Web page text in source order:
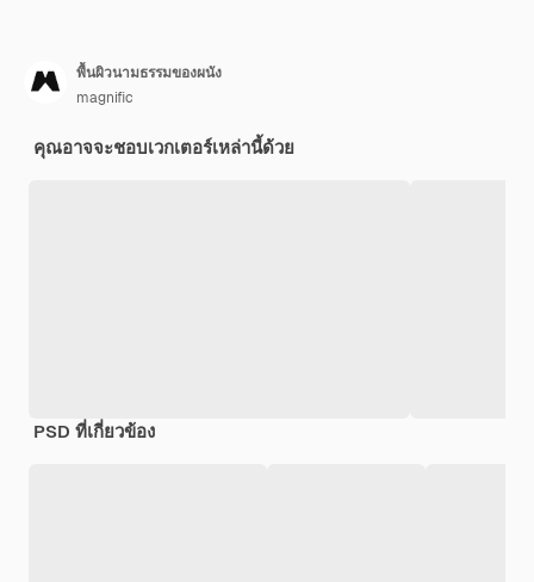
พื้นผิวนามธรรมของผนัง
magnific
คุณอาจจะชอบเวกเตอร์เหล่านี้ด้วย
PSD ที่เกี่ยวข้อง